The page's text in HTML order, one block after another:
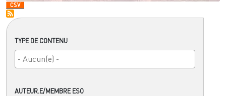
TYPE DE CONTENU
AUTEUR.E/MEMBRE ESO